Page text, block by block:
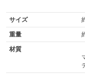
サイズ
重量
材質